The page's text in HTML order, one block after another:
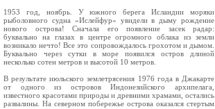
1953 год, ноябрь. У южного берега Исландии моряки
рыболовного судна «Ислейфур» увидели в дыму рождение
нового острова! Сначала его появление засек радар:
буквально на глазах в центре огромного облака из земли
возникало нечто! Все это сопровождалось грохотом и дымом.
Буквально через сутки в море появился остров длиной
несколько сотен метров и высотой 10 метров.
В результате июльского землетрясения 1976 года в Джакарте
от одного из островов Индонезийского архипелага,
известного красотами природы и древними храмами, остались
развалины. На северном побережье острова оказался стертым